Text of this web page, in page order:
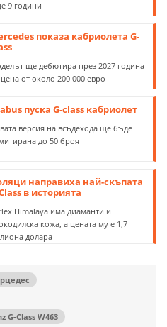
9 години
показа кабриолета G-
ще дебютира през 2027 година
от около 200 000 евро
пуска G-class кабриолет
версия на всъдехода ще бъде
до 50 броя
направиха най-скъпата
в историята
Himalaya има диаманти и
кожа, а цената му е 1,7
долара
G-Class W463